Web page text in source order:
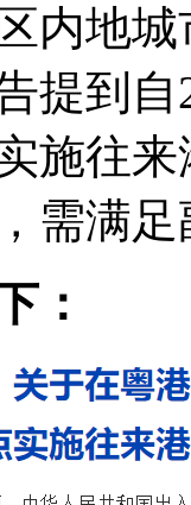
内地
提到
施往
需满足
：